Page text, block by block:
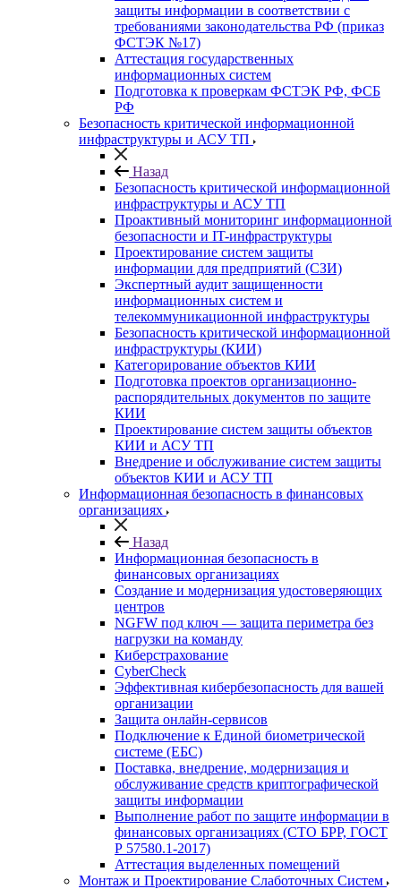
защиты информации в соответствии с
требованиями законодательства РФ (приказ
ФСТЭК №17)
Аттестация государственных
информационных систем
Подготовка к проверкам ФСТЭК РФ, ФСБ
РФ
Безопасность критической информационной
инфраструктуры и АСУ ТП
Назад
Безопасность критической информационной
инфраструктуры и АСУ ТП
Проактивный мониторинг информационной
безопасности и IT-инфраструктуры
Проектирование систем защиты
информации для предприятий (СЗИ)
Экспертный аудит защищенности
информационных систем и
телекоммуникационной инфраструктуры
Безопасность критической информационной
инфраструктуры (КИИ)
Категорирование объектов КИИ
Подготовка проектов организационно-
распорядительных документов по защите
КИИ
Проектирование систем защиты объектов
КИИ и АСУ ТП
Внедрение и обслуживание систем защиты
объектов КИИ и АСУ ТП
Информационная безопасность в финансовых
организациях
Назад
Информационная безопасность в
финансовых организациях
Создание и модернизация удостоверяющих
центров
NGFW под ключ — защита периметра без
нагрузки на команду
Киберстрахование
CyberCheck
Эффективная кибербезопасность для вашей
организации
Защита онлайн-сервисов
Подключение к Единой биометрической
системе (ЕБС)
Поставка, внедрение, модернизация и
обслуживание средств криптографической
защиты информации
Выполнение работ по защите информации в
финансовых организациях (СТО БРР, ГОСТ
Р 57580.1-2017)
Аттестация выделенных помещений
Монтаж и Проектирование Слаботочных Систем